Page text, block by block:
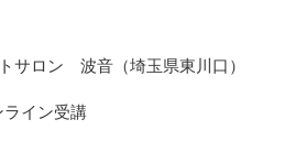
サロン 波音（埼玉県東川口）
ン受講